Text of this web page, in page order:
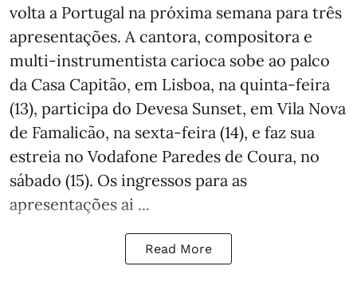
volta a Portugal na próxima semana para três
apresentações. A cantora, compositora e
multi-instrumentista carioca sobe ao palco
da Casa Capitão, em Lisboa, na quinta-feira
(13), participa do Devesa Sunset, em Vila Nova
de Famalicão, na sexta-feira (14), e faz sua
estreia no Vodafone Paredes de Coura, no
sábado (15). Os ingressos para as
apresentações ai ...
Read More